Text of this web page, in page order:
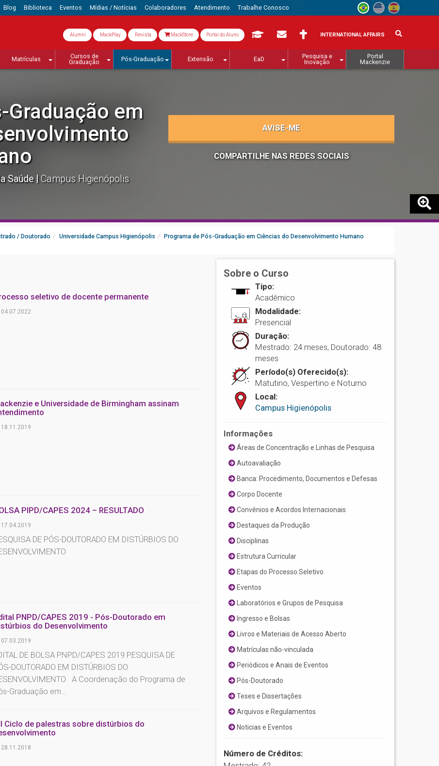
Blog Biblioteca Eventos Mídias / Notícias Colaboradores Atendimento Trabalhe Conosco
Alumni MackPlay Revista MackStore Portal do Aluno INTERNATIONAL AFFAIRS
Matrículas
Cursos de
Graduação
Pós-Graduação Extensão EaD
Pesquisa e
Inovação
Portal
Mackenzie
Graduação em
Saúde Campus Higienópolis
AVISE-ME
COMPARTILHE NAS REDES SOCIAIS
/ Doutorado Universidade Campus Higienópolis
Programa de Pós-Graduação em Ciências do Desenvolvimento Humano
seletivo de docente permanente
04.07.2022
e Universidade de Birmingham assinam
18.11.2019
PIPD/CAPES 2024 – RESULTADO
17.04.2019
DE PÓS-DOUTORADO EM DISTÚRBIOS DO
PNPD/CAPES 2019 - Pós-Doutorado em
do Desenvolvimento
07.03.2019
DE BOLSA PNPD/CAPES 2019 PESQUISA DE
DOUTORADO EM DISTÚRBIOS DO
A Coordenação do Programa de
Graduação em…
Ciclo de palestras sobre distúrbios do
28.11.2018
Sobre o Curso
Tipo:
Acadêmico
Modalidade:
Presencial
Duração:
Mestrado: 24 meses, Doutorado: 48
meses
Período(s) Oferecido(s):
Matutino, Vespertino e Noturno
Local:
Campus Higienópolis
Informações
Áreas de Concentração e Linhas de Pesquisa
Autoavaliação
Banca: Procedimento, Documentos e Defesas
Corpo Docente
Convênios e Acordos Internacionais
Destaques da Produção
Disciplinas
Estrutura Curricular
Etapas do Processo Seletivo
Eventos
Laboratórios e Grupos de Pesquisa
Ingresso e Bolsas
Livros e Materiais de Acesso Aberto
Matrículas não-vinculada
Periódicos e Anais de Eventos
Pós-Doutorado
Teses e Dissertações
Arquivos e Regulamentos
Noticias e Eventos
Número de Créditos: